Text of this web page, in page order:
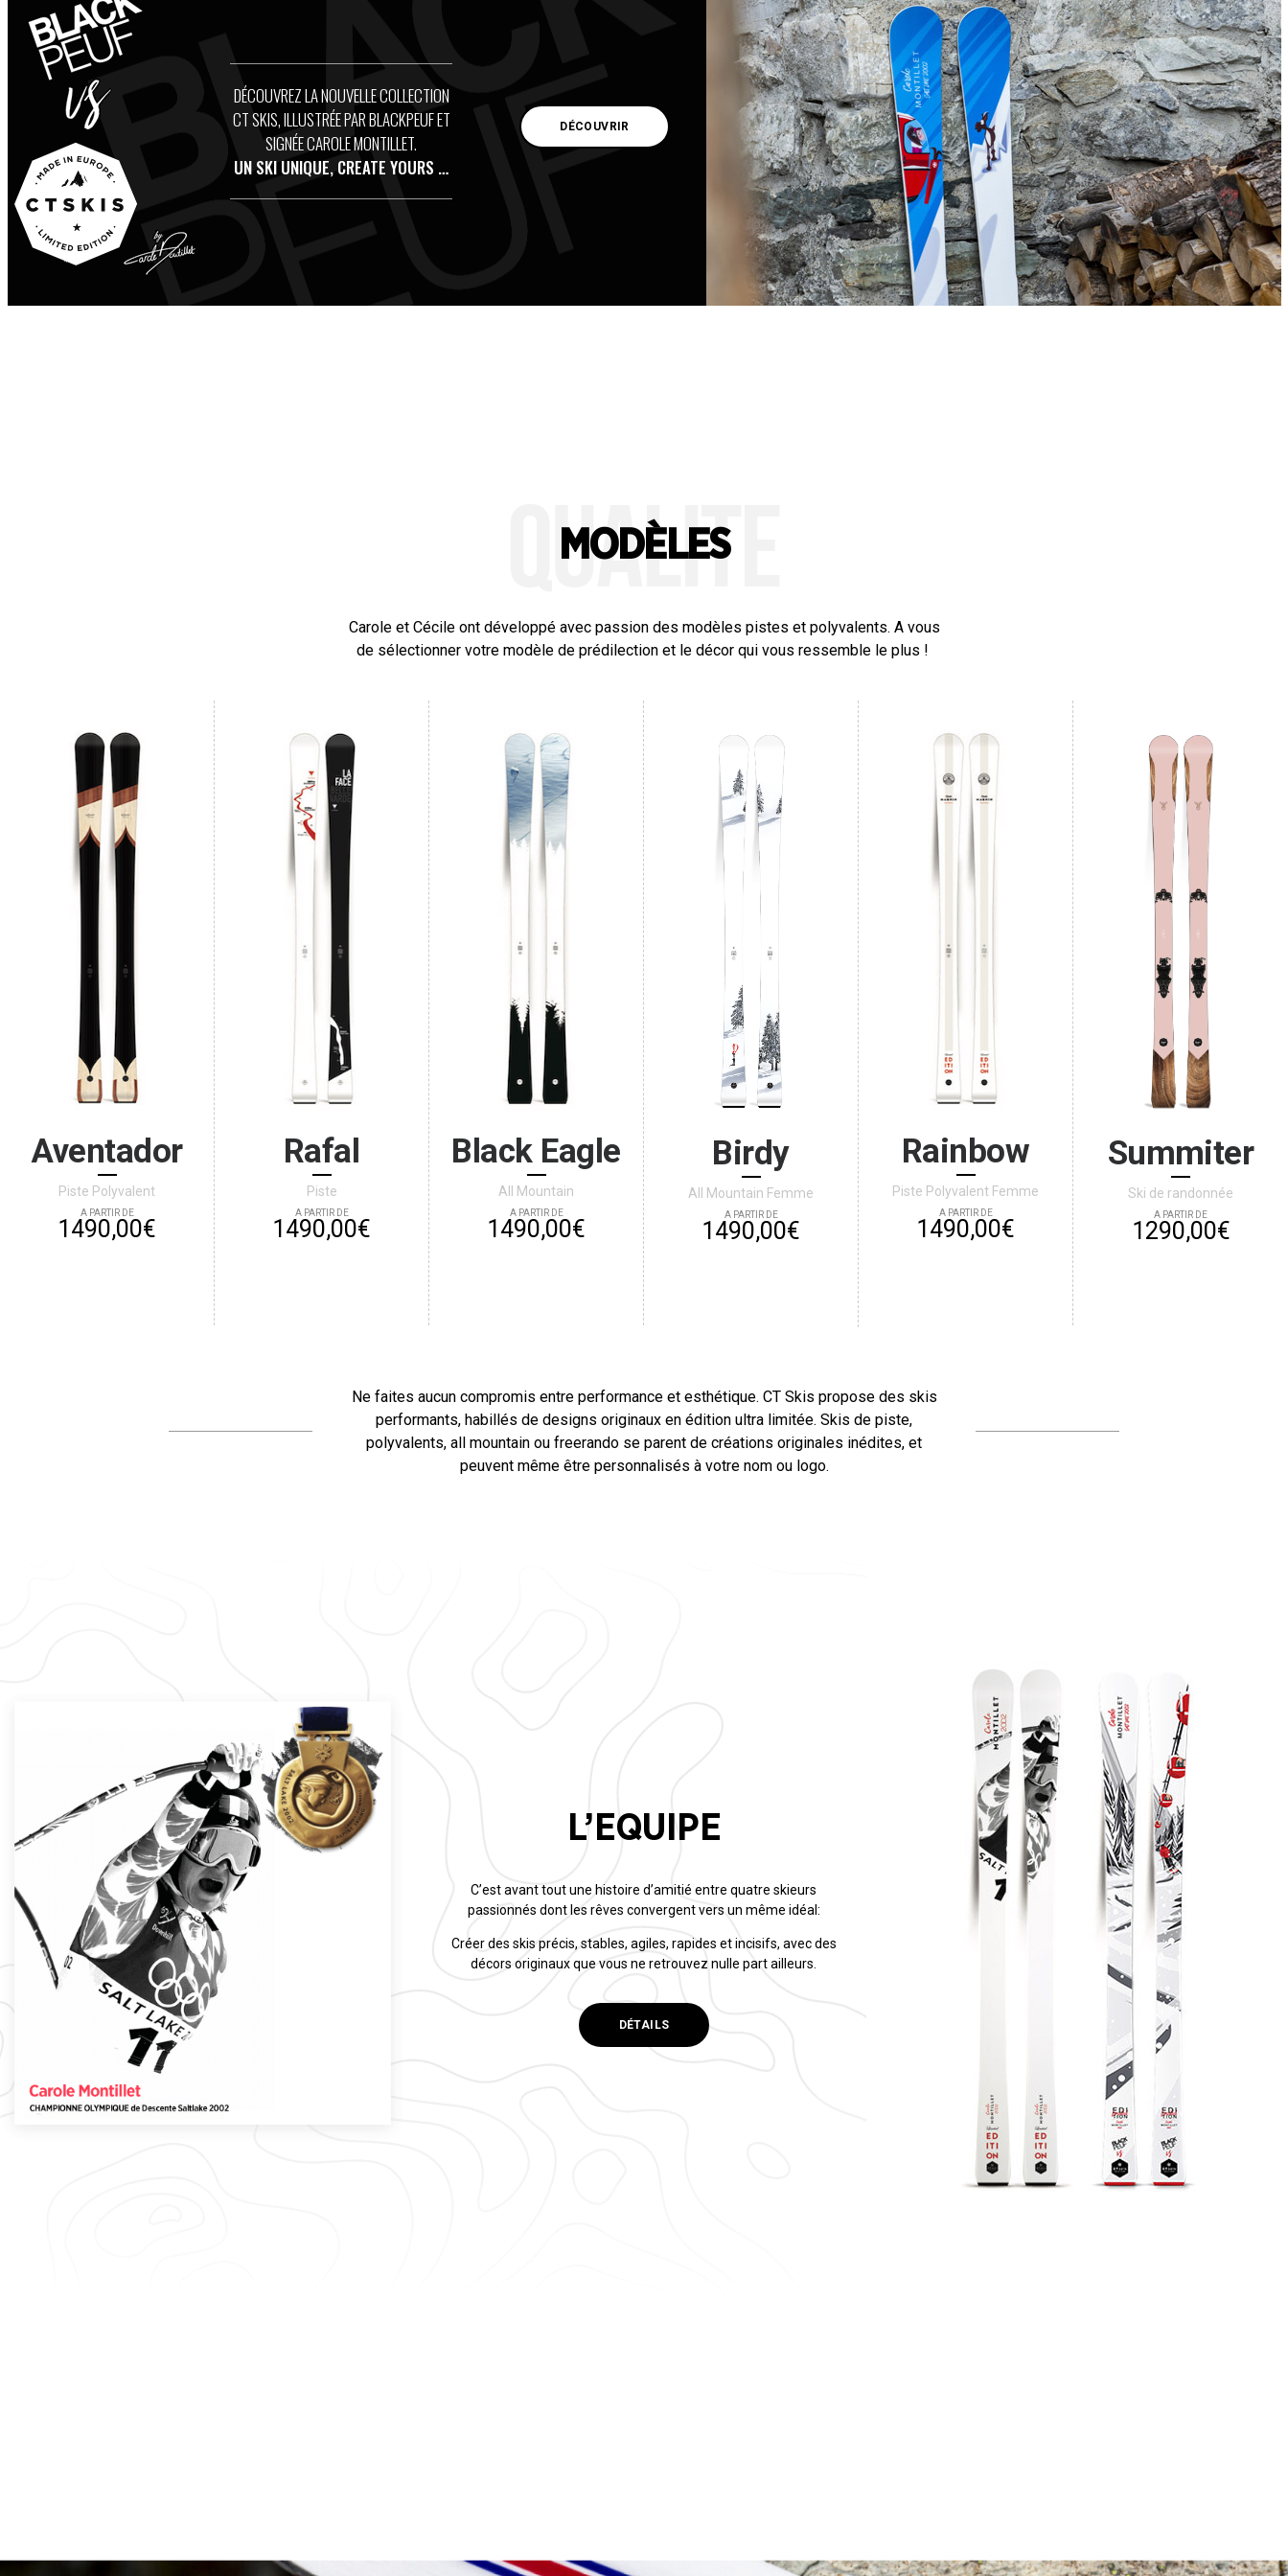
DÉCOUVREZ LA NOUVELLE COLLECTION
CT SKIS, ILLUSTRÉE PAR BLACKPEUF ET
SIGNÉE CAROLE MONTILLET.
UN SKI UNIQUE, CREATE YOURS …
DÉCOUVRIR
QUALITE
MODÈLES
Carole et Cécile ont développé avec passion des modèles pistes et polyvalents. A vous
de sélectionner votre modèle de prédilection et le décor qui vous ressemble le plus !
Aventador
Piste Polyvalent
A PARTIR DE
1490,00€
Rafal
Piste
A PARTIR DE
1490,00€
Black Eagle
All Mountain
A PARTIR DE
1490,00€
Birdy
All Mountain Femme
A PARTIR DE
1490,00€
Rainbow
Piste Polyvalent Femme
A PARTIR DE
1490,00€
Summiter
Ski de randonnée
A PARTIR DE
1290,00€
Ne faites aucun compromis entre performance et esthétique. CT Skis propose des skis
performants, habillés de designs originaux en édition ultra limitée. Skis de piste,
polyvalents, all mountain ou freerando se parent de créations originales inédites, et
peuvent même être personnalisés à votre nom ou logo.
L’EQUIPE
C’est avant tout une histoire d’amitié entre quatre skieurs
passionnés dont les rêves convergent vers un même idéal:
Créer des skis précis, stables, agiles, rapides et incisifs, avec des
décors originaux que vous ne retrouvez nulle part ailleurs.
DÉTAILS